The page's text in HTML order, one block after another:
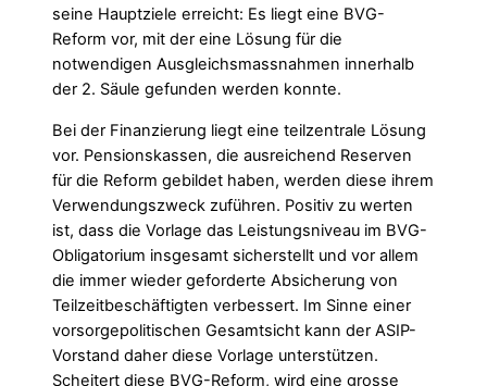
seine Hauptziele erreicht: Es liegt eine BVG-
Reform vor, mit der eine Lösung für die
notwendigen Ausgleichsmassnahmen innerhalb
der 2. Säule gefunden werden konnte.
Bei der Finanzierung liegt eine teilzentrale Lösung
vor. Pensionskassen, die ausreichend Reserven
für die Reform gebildet haben, werden diese ihrem
Verwendungszweck zuführen. Positiv zu werten
ist, dass die Vorlage das Leistungsniveau im BVG-
Obligatorium insgesamt sicherstellt und vor allem
die immer wieder geforderte Absicherung von
Teilzeitbeschäftigten verbessert. Im Sinne einer
vorsorgepolitischen Gesamtsicht kann der ASIP-
Vorstand daher diese Vorlage unterstützen.
Scheitert diese BVG-Reform, wird eine grosse